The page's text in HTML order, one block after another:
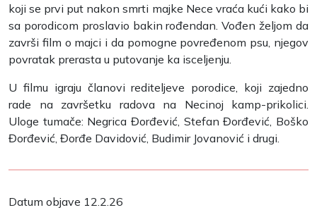
koji se prvi put nakon smrti majke Nece vraća kući kako bi
sa porodicom proslavio bakin rođendan. Vođen željom da
završi film o majci i da pomogne povređenom psu, njegov
povratak prerasta u putovanje ka isceljenju.
U filmu igraju članovi rediteljeve porodice, koji zajedno
rade na završetku radova na Necinoj kamp-prikolici.
Uloge tumače: Negrica Đorđević, Stefan Đorđević, Boško
Đorđević, Đorđe Davidović, Budimir Jovanović i drugi.
Datum objave 12.2.26